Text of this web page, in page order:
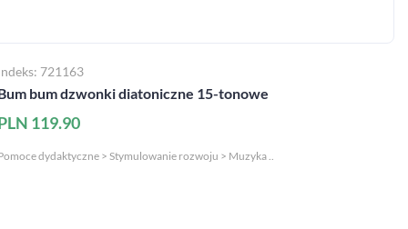
721163
bum dzwonki diatoniczne 15-tonowe
119.90
dydaktyczne > Stymulowanie rozwoju > Muzyka ..